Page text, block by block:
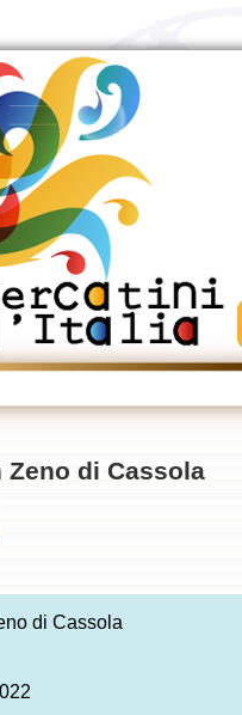
Zeno di Cassola
di Cassola